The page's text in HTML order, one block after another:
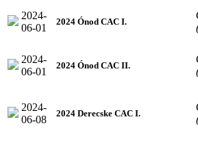
2024-
06-01
2024 Ónod CAC I.
2024-
06-01
2024 Ónod CAC II.
2024-
06-08
2024 Derecske CAC I.